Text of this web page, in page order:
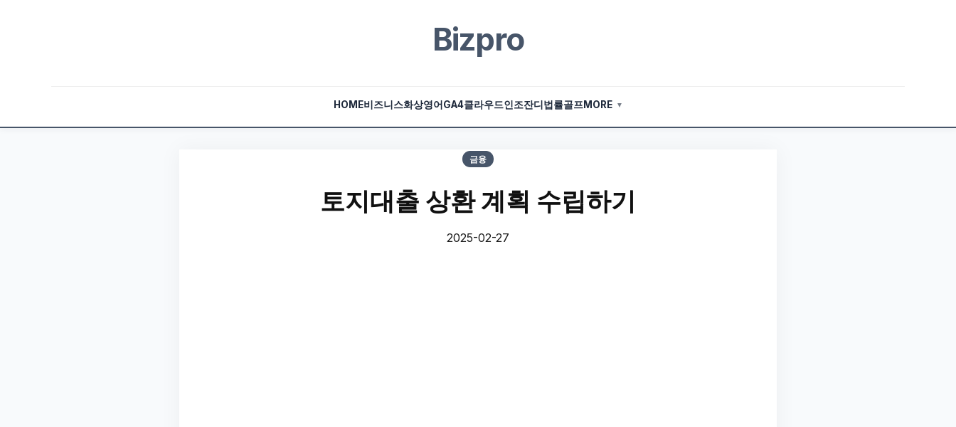
Bizpro
HOME비즈니스화상영어 GA4클라우드인조잔디 법률골프MORE ▼
금융
토지대출 상환 계획 수립하기
2025-02-27